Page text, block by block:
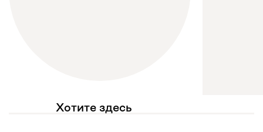
Хотите здесь